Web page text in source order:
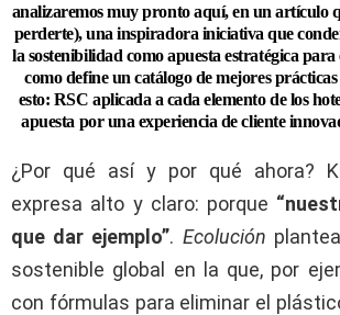
analizaremos muy pronto aquí, en un artículo
perderte), una inspiradora iniciativa que
la sostenibilidad como apuesta estratégica
como define un catálogo de mejores prácticas
esto: RSC aplicada a cada elemento de los
apuesta por una experiencia de cliente
¿Por qué así y por qué ahora?
expresa alto y claro: porque
que dar ejemplo”. Ecolución
sostenible global en la que, por
con fórmulas para eliminar el